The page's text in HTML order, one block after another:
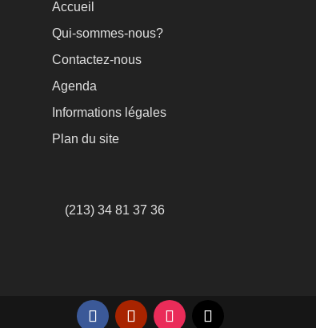
Accueil
Qui-sommes-nous?
Contactez-nous
Agenda
Informations légales
Plan du site
(213) 34 81 37 36